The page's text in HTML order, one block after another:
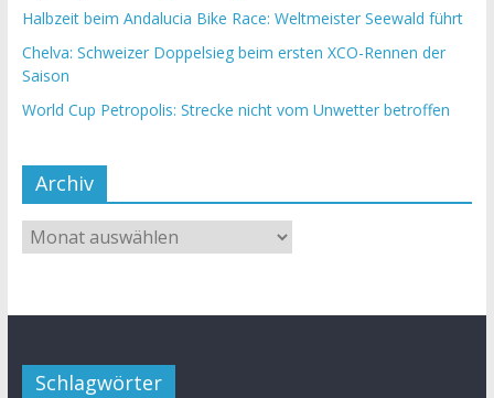
Halbzeit beim Andalucia Bike Race: Weltmeister Seewald führt
Chelva: Schweizer Doppelsieg beim ersten XCO-Rennen der
Saison
World Cup Petropolis: Strecke nicht vom Unwetter betroffen
Archiv
Schlagwörter